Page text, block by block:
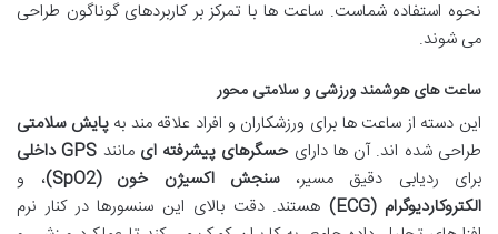
نحوه استفاده شماست. ساعت ها با تمرکز بر کاربردهای گوناگون طراحی
می شوند.
ساعت های هوشمند ورزشی و سلامتی محور
این دسته از ساعت ها برای ورزشکاران و افراد علاقه مند بهپایش سلامتی
طراحی شده اند. آن ها دارایحسگرهای پیشرفته ای مانند GPS داخلی
برای ردیابی دقیق مسیر،سنجش اکسیژن خون (SpO2)
، و
الکتروکاردیوگرام (ECG)
هستند. دقت بالای این سنسورها در کنار نرم